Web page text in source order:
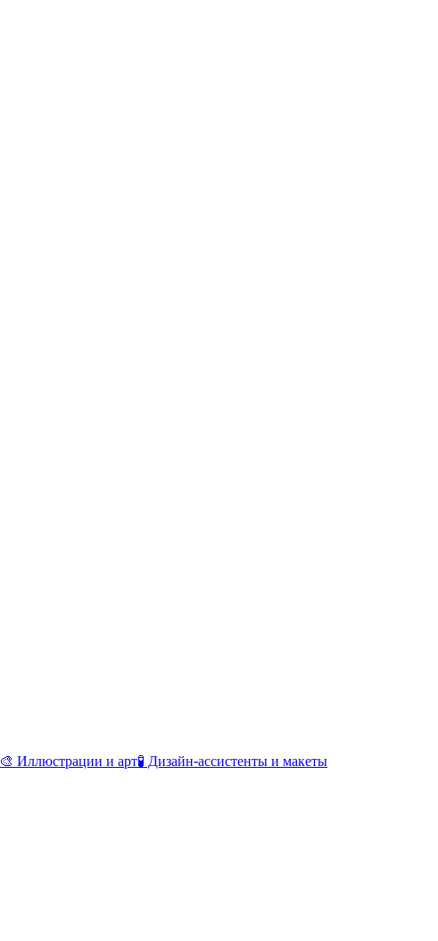
🎨 Иллюстрации и арт🧪 Дизайн-ассистенты и макеты